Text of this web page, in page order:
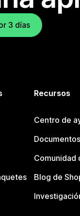
3 días
Recursos
Centro de
Comunidad
Blog de